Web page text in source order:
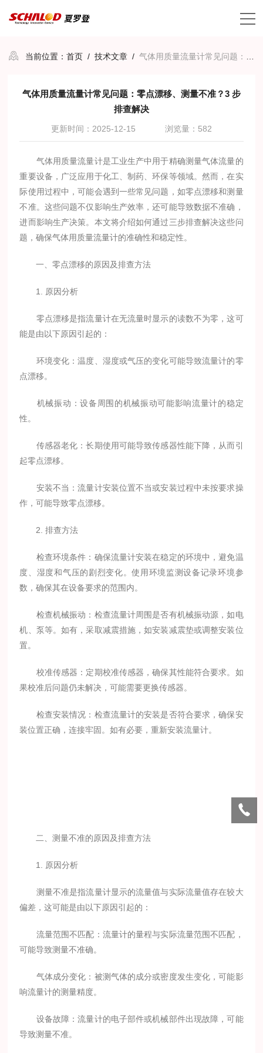
当前位置：首页 /技术文章 /气体用质量流量计常见问题：零点漂移、测量不准？3 步排查解决
气体用质量流量计常见问题：零点漂移、测量不准？3 步
排查解决
更新时间：2025-12-15 浏览量：582
气体用质量流量计是工业生产中用于精确测量气体流量的
重要设备，广泛应用于化工、制药、环保等领域。然而，在实
际使用过程中，可能会遇到一些常见问题，如零点漂移和测量
不准。这些问题不仅影响生产效率，还可能导致数据不准确，
进而影响生产决策。本文将介绍如何通过三步排查解决这些问
题，确保气体用质量流量计的准确性和稳定性。
一、零点漂移的原因及排查方法
1. 原因分析
零点漂移是指流量计在无流量时显示的读数不为零，这可
能是由以下原因引起的：
环境变化：温度、湿度或气压的变化可能导致流量计的零
点漂移。
机械振动：设备周围的机械振动可能影响流量计的稳定
性。
传感器老化：长期使用可能导致传感器性能下降，从而引
起零点漂移。
安装不当：流量计安装位置不当或安装过程中未按要求操
作，可能导致零点漂移。
2. 排查方法
检查环境条件：确保流量计安装在稳定的环境中，避免温
度、湿度和气压的剧烈变化。使用环境监测设备记录环境参
数，确保其在设备要求的范围内。
检查机械振动：检查流量计周围是否有机械振动源，如电
机、泵等。如有，采取减震措施，如安装减震垫或调整安装位
置。
校准传感器：定期校准传感器，确保其性能符合要求。如
果校准后问题仍未解决，可能需要更换传感器。
检查安装情况：检查流量计的安装是否符合要求，确保安
装位置正确，连接牢固。如有必要，重新安装流量计。
二、测量不准的原因及排查方法
1. 原因分析
测量不准是指流量计显示的流量值与实际流量值存在较大
偏差，这可能是由以下原因引起的：
流量范围不匹配：流量计的量程与实际流量范围不匹配，
可能导致测量不准确。
气体成分变化：被测气体的成分或密度发生变化，可能影
响流量计的测量精度。
设备故障：流量计的电子部件或机械部件出现故障，可能
导致测量不准。